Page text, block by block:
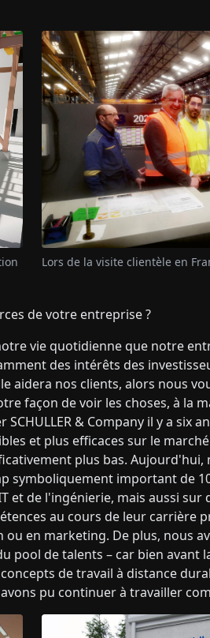
Lors de la visite clientèle en
de votre entreprise ?
vie quotidienne que notre
des intérêts des
aidera nos clients, alors nous
façon de voir les choses, à la
& Company il y a six
et plus efficaces sur le
plus bas. Aujourd'hui,
symboliquement important de
et de l'ingénierie, mais aussi sur
au cours de leur carrière
en marketing. De plus, nous
pool de talents – car bien avant
de travail à distance
pu continuer à travailler